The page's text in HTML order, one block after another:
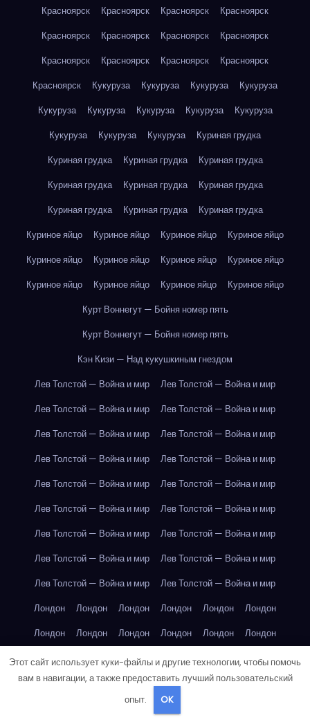
Красноярск
Красноярск Красноярск
Красноярск
Красноярск
Красноярск Красноярск
Красноярск
Красноярск
Красноярск Красноярск
Красноярск
Красноярск
Кукуруза Кукуруза Кукуруза
Кукуруза
Кукуруза
Кукуруза Кукуруза Кукуруза
Кукуруза
Кукуруза
Кукуруза Кукуруза
Куриная грудка
Куриная грудка
Куриная грудка
Куриная грудка
Куриная грудка
Куриная грудка
Куриная грудка
Куриная грудка
Куриная грудка
Куриная грудка
Куриное яйцо
Куриное яйцо Куриное яйцо
Куриное яйцо
Куриное яйцо
Куриное яйцо Куриное яйцо
Куриное яйцо
Куриное яйцо
Куриное яйцо Куриное яйцо
Куриное яйцо
Курт Воннегут — Бойня номер пять
Курт Воннегут — Бойня номер пять
Кэн Кизи — Над кукушкиным гнездом
Лев Толстой — Война и мир
Лев Толстой — Война и мир
Лев Толстой — Война и мир
Лев Толстой — Война и мир
Лев Толстой — Война и мир
Лев Толстой — Война и мир
Лев Толстой — Война и мир
Лев Толстой — Война и мир
Лев Толстой — Война и мир
Лев Толстой — Война и мир
Лев Толстой — Война и мир
Лев Толстой — Война и мир
Лев Толстой — Война и мир
Лев Толстой — Война и мир
Лев Толстой — Война и мир
Лев Толстой — Война и мир
Лев Толстой — Война и мир
Лев Толстой — Война и мир
Лондон
Лондон Лондон Лондон Лондон
Лондон
Лондон
Лондон Лондон Лондон Лондон
Лондон
Лондон
Лондон Лондон Лондон Лондон
Лондон
Лондон
Лондон Лондон Лондон
Лос-Анджелес
Этот сайт использует куки-файлы и другие технологии, чтобы помочь
вам в навигации, а также предоставить лучший пользовательский
опыт.
OK